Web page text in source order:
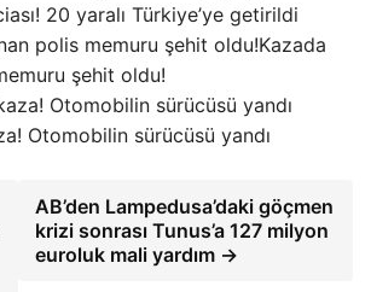
20 yaralı Türkiye’ye getirildi
Kazada
şehit oldu!
Otomobilin sürücüsü yandı
AB’den Lampedusa’daki göçmen
krizi sonrası Tunus’a 127 milyon
euroluk mali yardım →